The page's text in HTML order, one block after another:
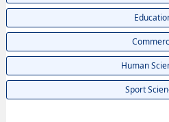
Human
Sport